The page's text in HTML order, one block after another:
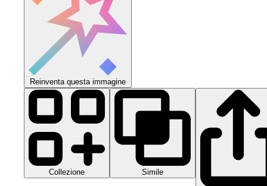
Reinventa questa immagine
Collezione Simile